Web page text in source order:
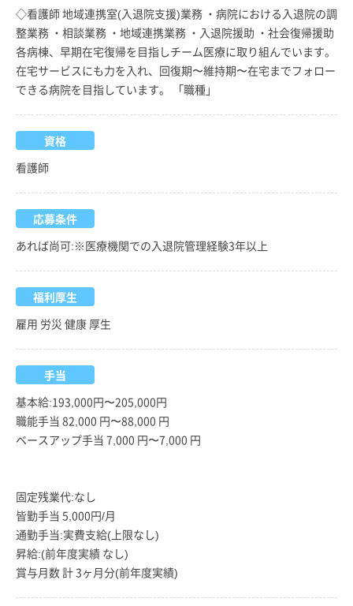
◇看護師 地域連携室(入退院支援)業務 ・病院における入退院の調
整業務 ・相談業務 ・地域連携業務 ・入退院援助 ・社会復帰援助
各病棟、早期在宅復帰を目指しチーム医療に取り組んでいます。
在宅サービスにも力を入れ、回復期〜維持期〜在宅までフォロー
できる病院を目指しています。 「職種」
資格
看護師
応募条件
あれば尚可:※医療機関での入退院管理経験3年以上
福利厚生
雇用 労災 健康 厚生
手当
基本給:193,000円〜205,000円
職能手当 82,000 円〜88,000 円
ベースアップ手当 7,000 円〜7,000 円
固定残業代:なし
皆勤手当 5,000円/月
通勤手当:実費支給(上限なし)
昇給:(前年度実績 なし)
賞与月数 計 3ヶ月分(前年度実績)